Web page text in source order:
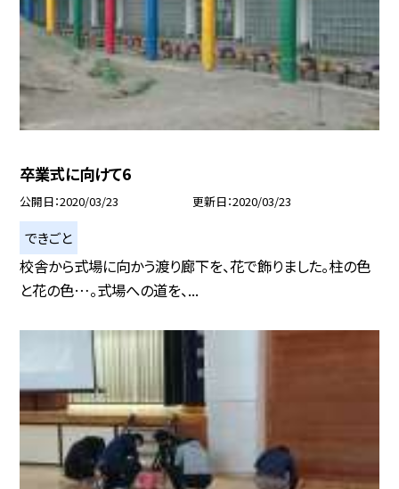
卒業式に向けて6
公開日 2020/03/23 更新日 2020/03/23
できごと
校舎から式場に向かう渡り廊下を、花で飾りました。柱の色
と花の色…。式場への道を、...